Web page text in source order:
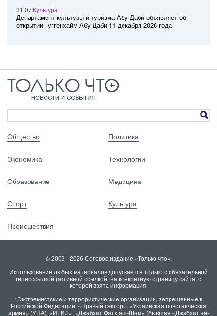
31.07 Культура
Департамент культуры и туризма Абу-Даби объявляет об
открытии Гуггенхайм Абу-Даби 11 декабря 2026 года
Общество Политика
Экономика Технологии
Образование Медицина
Спорт Культура
Происшествия
© 2009 - 2026 Сетевое издание «Только что».
Использование любых материалов допускается только с обязательной
гиперссылкой (активной ссылкой) на конкретную страницу сайта, с
которой взята информация.
*Экстремистские и террористические организации, запрещенные в
Российской Федерации: «Правый сектор», «Украинская повстанческая
армия» (УПА), «ИГИЛ», «Джабхат Фатх аш-Шам» (бывшая «Джабхат ан-